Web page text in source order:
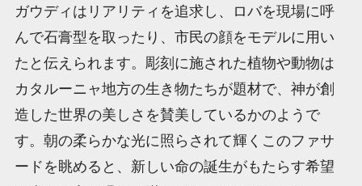
ガウディはリアリティを追求し、ロバを現場に呼
んで石膏型を取ったり、市民の顔をモデルに用い
たと伝えられます。彫刻に施された植物や動物は
カタルーニャ地方の生き物たちが題材で、神が創
造した世界の美しさを賛美しているかのようで
す。朝の柔らかな光に照らされて輝くこのファサ
ードを眺めると、新しい命の誕生がもたらす希望